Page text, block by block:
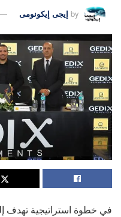
by إيجى إيكونومى
في خطوة استراتيجية تهدف